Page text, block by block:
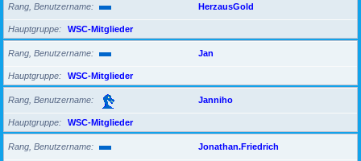
Rang, Benutzername HerzausGold
Hauptgruppe WSC-Mitglieder
Rang, Benutzername Jan
Hauptgruppe WSC-Mitglieder
Rang, Benutzername Janniho
Hauptgruppe WSC-Mitglieder
Rang, Benutzername Jonathan.Friedrich